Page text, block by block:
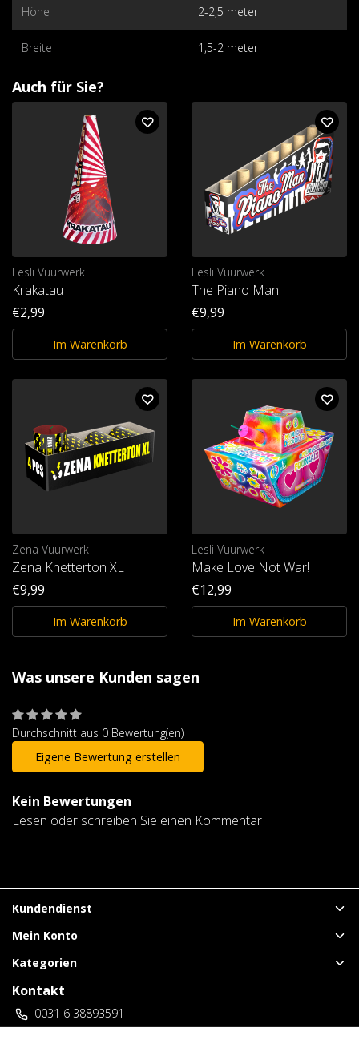
Höhe 2-2,5 meter
Breite 1,5-2 meter
Auch für Sie?
Lesli Vuurwerk
Krakatau
€2,99
Im Warenkorb
Lesli Vuurwerk
The Piano Man
€9,99
Im Warenkorb
Zena Vuurwerk
Zena Knetterton XL
€9,99
Im Warenkorb
Lesli Vuurwerk
Make Love Not War!
€12,99
Im Warenkorb
Was unsere Kunden sagen
Durchschnitt aus 0 Bewertung(en)
Eigene Bewertung erstellen
Kein Bewertungen
Lesen oder schreiben Sie einen Kommentar
Kundendienst
Mein Konto
Kategorien
Kontakt
0031 6 38893591
vuurwerklangenberg@gmail.com